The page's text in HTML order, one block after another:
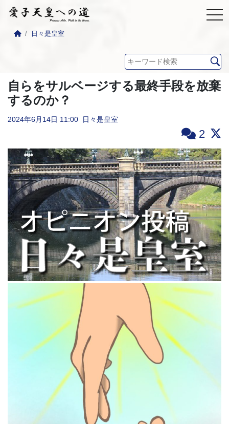
日々是皇室
自らをサルベージする最終手段を放棄
するのか？
2024年6月14日 11:00 日々是皇室
2